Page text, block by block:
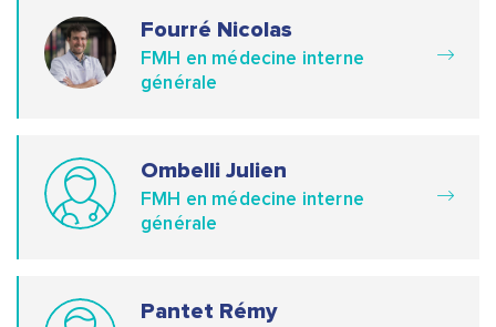
Fourré Nicolas
FMH en médecine interne
générale
Ombelli Julien
FMH en médecine interne
générale
Pantet Rémy